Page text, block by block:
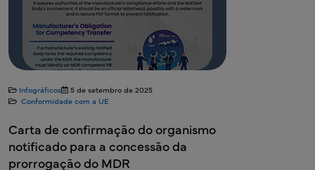
Infográficos
5 de setembro de 2025
Conformidade com a UE
Carta de confirmação do organismo
notificado para a concessão da
prorrogação do MDR